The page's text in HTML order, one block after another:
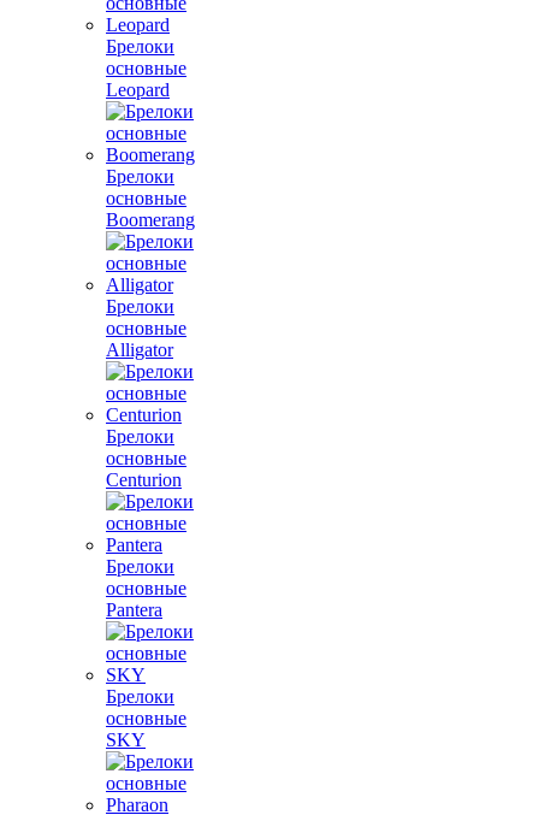
Брелоки
основные
Leopard
Брелоки
основные
Boomerang
Брелоки
основные
Alligator
Брелоки
основные
Centurion
Брелоки
основные
Pantera
Брелоки
основные
SKY